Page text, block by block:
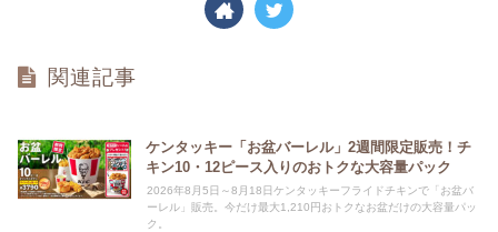
関連記事
ケンタッキー「お盆バーレル」2週間限定販売！チ
キン10・12ピース入りのおトクな大容量パック
2026年8月5日～8月18日ケンタッキーフライドチキンで「お盆バ
ーレル」販売。今だけ最大1,210円おトクなお盆だけの大容量パッ
ク。